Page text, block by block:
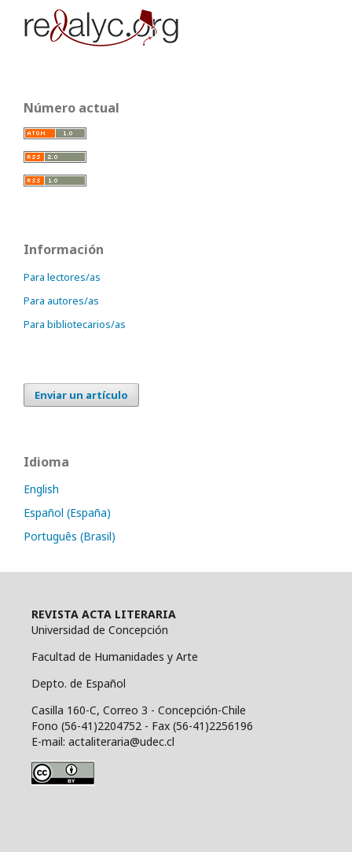
Número actual
Información
Para lectores/as
Para autores/as
Para bibliotecarios/as
Enviar un artículo
Idioma
English
Español (España)
Português (Brasil)
REVISTA ACTA LITERARIA
Universidad de Concepción
Facultad de Humanidades y Arte
Depto. de Español
Casilla 160-C, Correo 3 - Concepción-Chile
Fono (56-41)2204752 - Fax (56-41)2256196
E-mail: actaliteraria@udec.cl